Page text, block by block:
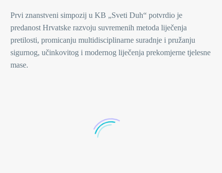
Prvi znanstveni simpozij u KB „Sveti Duh“ potvrdio je
predanost Hrvatske razvoju suvremenih metoda liječenja
pretilosti, promicanju multidisciplinarne suradnje i pružanju
sigurnog, učinkovitog i modernog liječenja prekomjerne tjelesne
mase.